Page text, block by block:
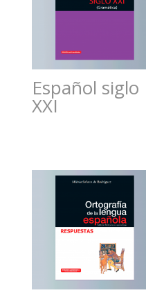
Español siglo
XXI